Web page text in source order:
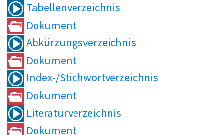
Tabellenverzeichnis
Dokument
Abkürzungsverzeichnis
Dokument
Index-/Stichwortverzeichnis
Dokument
Literaturverzeichnis
Dokument